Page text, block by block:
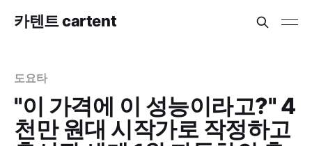
카텐트 cartent
도요타
"이 가격에 이 성능이라고?" 4
천만 원대 시작가로 작정하고